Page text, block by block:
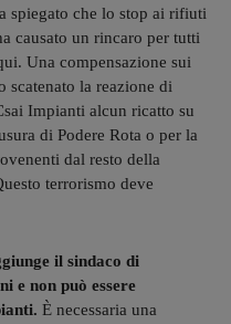
spiegato che lo stop ai rifiuti
causato un rincaro per tutti
Una compensazione sui
scatenato la reazione di
Impianti alcun ricatto su
di Podere Rota o per la
dal resto della
terrorismo deve
il sindaco di
e non può essere
È necessaria una